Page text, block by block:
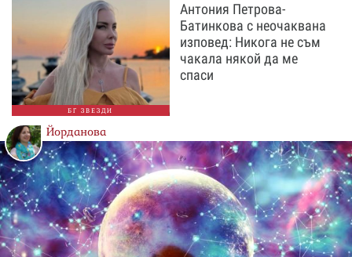
БГ ЗВЕЗДИ
Антония Петрова-
Батинкова с неочаквана
изповед: Никога не съм
чакала някой да ме
спаси
Йорданова